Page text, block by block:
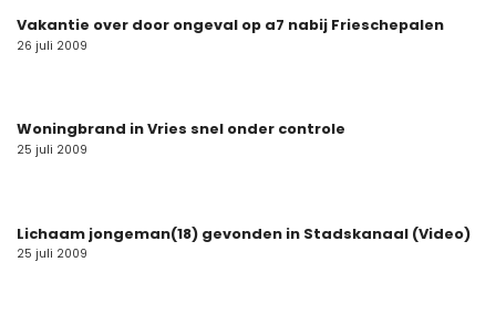
Vakantie over door ongeval op a7 nabij Frieschepalen
26 juli 2009
Woningbrand in Vries snel onder controle
25 juli 2009
Lichaam jongeman(18) gevonden in Stadskanaal (Video)
25 juli 2009